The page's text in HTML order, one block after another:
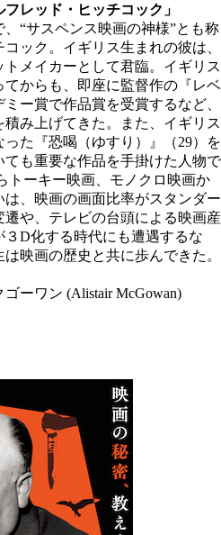
レッド・ヒッチコック」
“サスペンス映画の神様”とも称
ック。イギリス生まれの彼は、
メイカーとして君臨。イギリス
からも、即座に監督作の『レベ
ー賞で作品賞を受賞するなど、
み上げてきた。また、イギリス
た『恐喝（ゆすり）』（29）を
も重要な作品を手掛けた人物で
トーキー映画、モノクロ映画か
、映画の画面比率がスタンダー
遷や、テレビの台頭による映画産
D化する時代にも遭遇するな
映画の歴史と共に歩んできた。
ーワン (Alistair McGowan)